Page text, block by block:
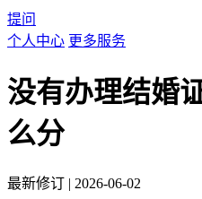
提问
个人中心 更多服务
没有办理结婚
么分
最新修订 | 2026-06-02